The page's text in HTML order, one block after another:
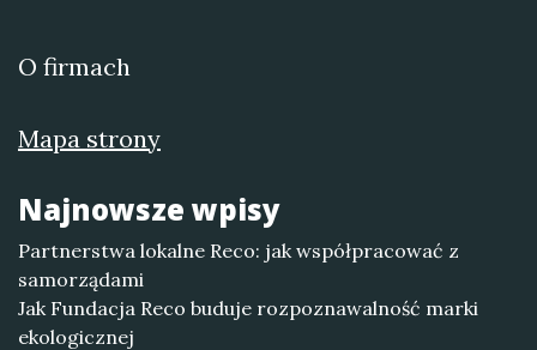
O firmach
Mapa strony
Najnowsze wpisy
Partnerstwa lokalne Reco: jak współpracować z
samorządami
Jak Fundacja Reco buduje rozpoznawalność marki
ekologicznej